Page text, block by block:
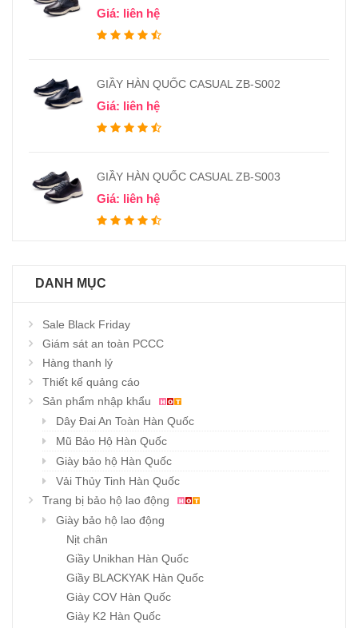
Giá: liên hệ
GIẦY HÀN QUỐC CASUAL ZB-S002
Giá: liên hệ
GIẦY HÀN QUỐC CASUAL ZB-S003
Giá: liên hệ
DANH MỤC
Sale Black Friday
Giám sát an toàn PCCC
Hàng thanh lý
Thiết kế quảng cáo
Sản phẩm nhập khẩu
Dây Đai An Toàn Hàn Quốc
Mũ Bảo Hộ Hàn Quốc
Giày bảo hộ Hàn Quốc
Vải Thủy Tinh Hàn Quốc
Trang bị bảo hộ lao động
Giày bảo hộ lao động
Nịt chân
Giầy Unikhan Hàn Quốc
Giầy BLACKYAK Hàn Quốc
Giày COV Hàn Quốc
Giày K2 Hàn Quốc